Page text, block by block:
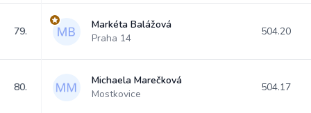
79.
Markéta Balážová
Praha 14
504.20
80.
Michaela Marečková
Mostkovice
504.17